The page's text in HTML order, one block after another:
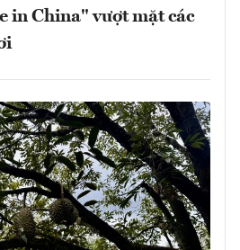
in China" vượt mặt các